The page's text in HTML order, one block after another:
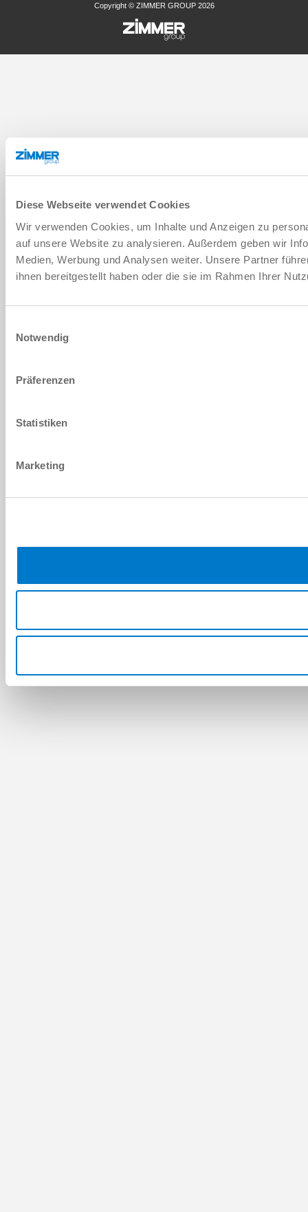
Diese Webseite verwendet Cookies
Wir verwenden Cookies, um Inhalte und Anzeigen zu
auf unsere Website zu analysieren. Außerdem geben wir
Medien, Werbung und Analysen weiter. Unsere Partner
ihnen bereitgestellt haben oder die sie im Rahmen Ihrer
Notwendig
Präferenzen
Statistiken
Marketing
Copyright © ZIMMER GROUP 2026